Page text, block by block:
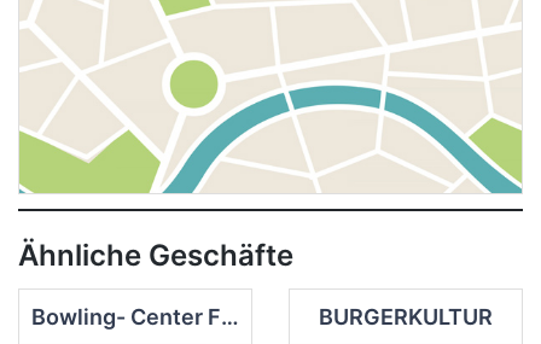
Ähnliche Geschäfte
Bowling- Center Finsterwalde BURGERKULTUR